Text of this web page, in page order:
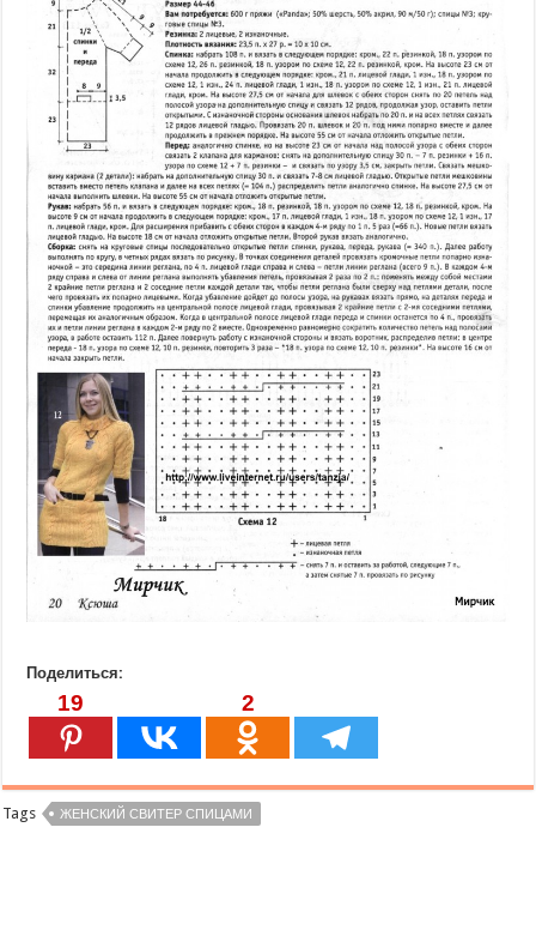
Поделиться:
19 2
Tags ЖЕНСКИЙ СВИТЕР СПИЦАМИ